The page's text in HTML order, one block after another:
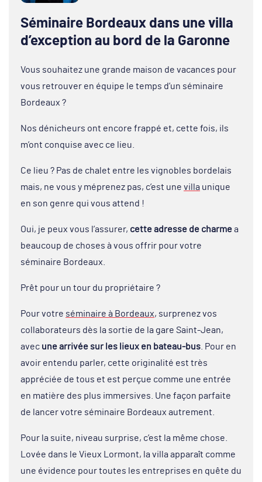
Séminaire Bordeaux dans une villa
d’exception au bord de la Garonne
Vous souhaitez une grande maison de vacances pour
vous retrouver en équipe le temps d’un séminaire
Bordeaux ?
Nos dénicheurs ont encore frappé et, cette fois, ils
m’ont conquise avec ce lieu.
Ce lieu ? Pas de chalet entre les vignobles bordelais
mais, ne vous y méprenez pas, c’est une villa unique
en son genre qui vous attend !
Oui, je peux vous l’assurer, cette adresse de charmea
beaucoup de choses à vous offrir pour votre
séminaire Bordeaux.
Prêt pour un tour du propriétaire ?
Pour votre séminaire à Bordeaux, surprenez vos
collaborateurs dès la sortie de la gare Saint-Jean,
avec une arrivée sur les lieux en bateau-bus. Pour en
avoir entendu parler, cette originalité est très
appréciée de tous et est perçue comme une entrée
en matière des plus immersives. Une façon parfaite
de lancer votre séminaire Bordeaux autrement.
Pour la suite, niveau surprise, c’est la même chose.
Lovée dans le Vieux Lormont, la villa apparaît comme
une évidence pour toutes les entreprises en quête du